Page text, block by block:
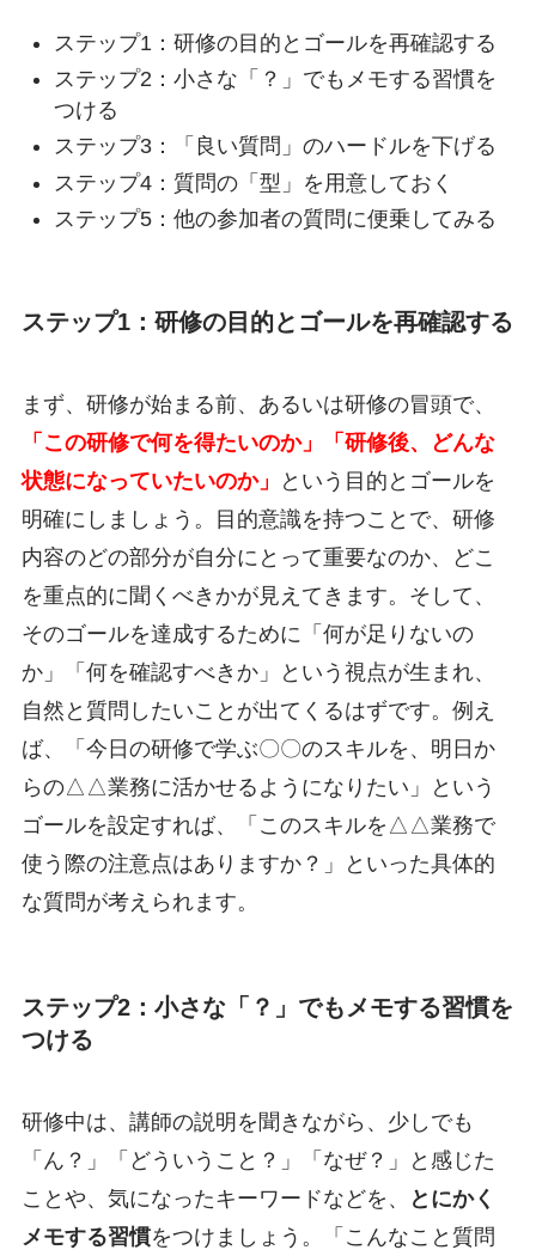
ステップ1：研修の目的とゴールを再確認する
ステップ2：小さな「？」でもメモする習慣を
つける
ステップ3：「良い質問」のハードルを下げる
ステップ4：質問の「型」を用意しておく
ステップ5：他の参加者の質問に便乗してみる
ステップ1：研修の目的とゴールを再確認する
まず、研修が始まる前、あるいは研修の冒頭で、
「この研修で何を得たいのか」「研修後、どんな
状態になっていたいのか」
という目的とゴールを
明確にしましょう。目的意識を持つことで、研修
内容のどの部分が自分にとって重要なのか、どこ
を重点的に聞くべきかが見えてきます。そして、
そのゴールを達成するために「何が足りないの
か」「何を確認すべきか」という視点が生まれ、
自然と質問したいことが出てくるはずです。例え
ば、「今日の研修で学ぶ〇〇のスキルを、明日か
らの△△業務に活かせるようになりたい」という
ゴールを設定すれば、「このスキルを△△業務で
使う際の注意点はありますか？」といった具体的
な質問が考えられます。
ステップ2：小さな「？」でもメモする習慣を
つける
研修中は、講師の説明を聞きながら、少しでも
「ん？」「どういうこと？」「なぜ？」と感じた
ことや、気になったキーワードなどを、
とにかく
メモする習慣をつけましょう。「こんなこと質問